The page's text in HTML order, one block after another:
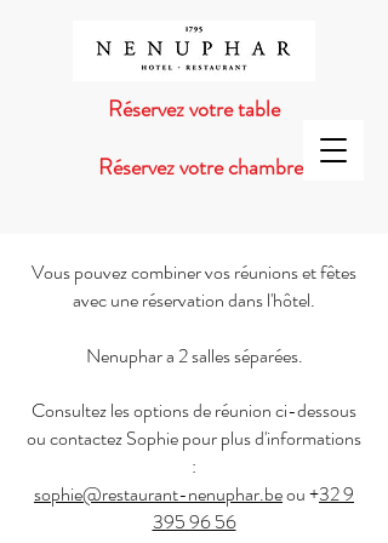
Réservez votre chambre
Réservez votre table
Vous pouvez combiner vos réunions et fêtes
avec une réservation dans l'hôtel.
Nenuphar a 2 salles séparées.
Consultez les options de réunion ci-dessous
ou contactez Sophie pour plus d'informations
:
sophie@restaurant-nenuphar.beou +32 9
395 96 56